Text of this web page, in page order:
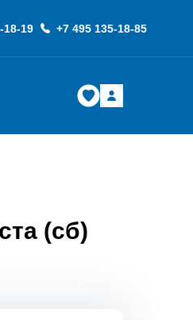
18-19 +7 495 135-18-85
(сб)